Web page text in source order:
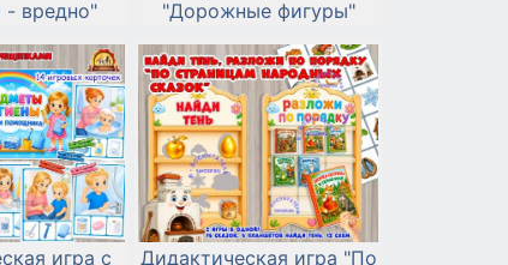
- вредно"
"Дорожные фигуры"
игра с Дидактическая игра "По